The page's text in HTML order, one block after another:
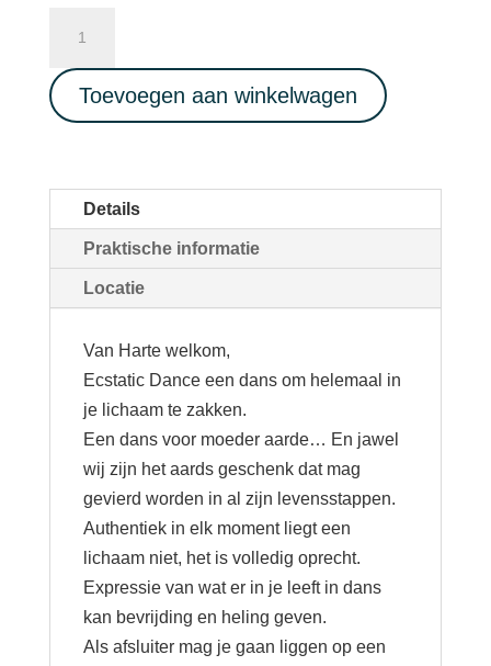
Full
Live
Potluck
-
Unieke
locatie
Silenzio-
27/10/2024
aantal
Toevoegen aan winkelwagen
Details
Praktische informatie
Locatie
Van Harte welkom,
Ecstatic Dance een dans om helemaal in
je lichaam te zakken.
Een dans voor moeder aarde… En jawel
wij zijn het aards geschenk dat mag
gevierd worden in al zijn levensstappen.
Authentiek in elk moment liegt een
lichaam niet, het is volledig oprecht.
Expressie van wat er in je leeft in dans
kan bevrijding en heling geven.
Als afsluiter mag je gaan liggen op een